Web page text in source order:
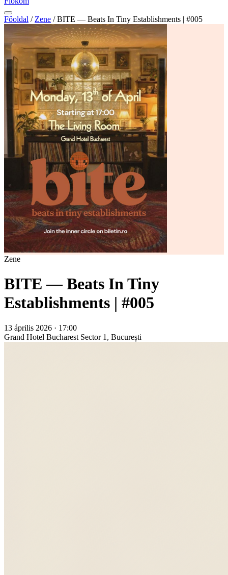
Főoldal / Zene / BITE — Beats In Tiny Establishments | #005
Zene
BITE — Beats In Tiny
Establishments | #005
13 április 2026 · 17:00
Grand Hotel Bucharest Sector 1, București